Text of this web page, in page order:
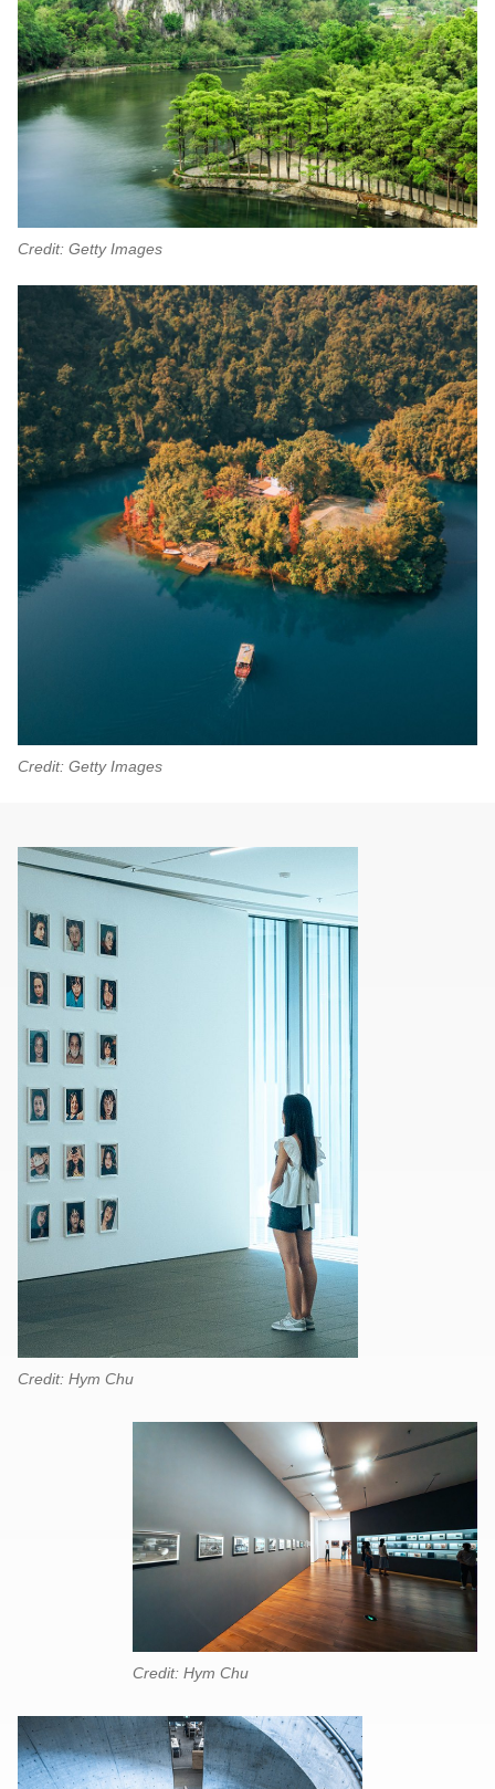
Credit: Getty Images
Credit: Getty Images
Credit: Hym Chu
Credit: Hym Chu